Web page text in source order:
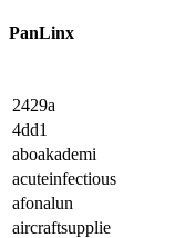
PanLinx
2429a
4dd1
aboakademi
acuteinfectious
afonalun
aircraftsupplie